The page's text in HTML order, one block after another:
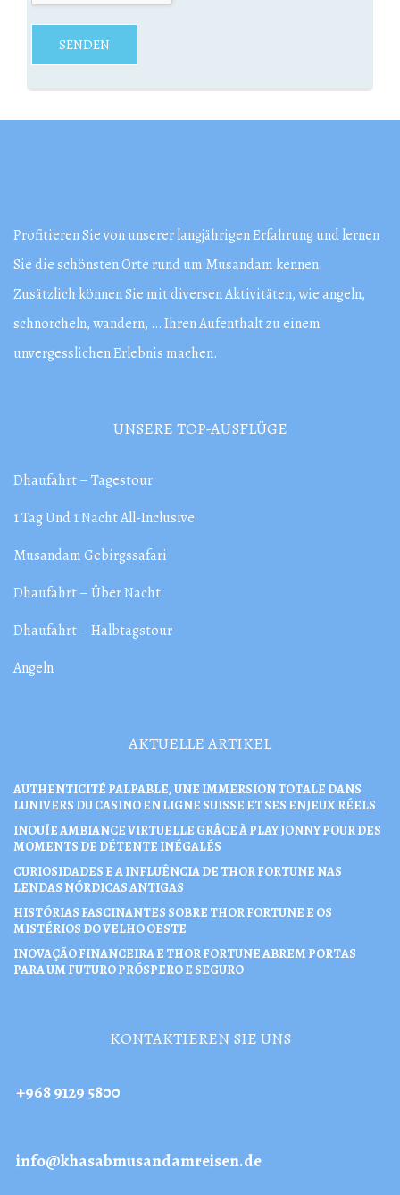
Profitieren Sie von unserer langjährigen Erfahrung und lernen
Sie die schönsten Orte rund um Musandam kennen.
Zusätzlich können Sie mit diversen Aktivitäten, wie angeln,
schnorcheln, wandern, … Ihren Aufenthalt zu einem
unvergesslichen Erlebnis machen.
UNSERE TOP-AUSFLÜGE
Dhaufahrt – Tagestour
1 Tag Und 1 Nacht All-Inclusive
Musandam Gebirgssafari
Dhaufahrt – Über Nacht
Dhaufahrt – Halbtagstour
Angeln
AKTUELLE ARTIKEL
AUTHENTICITÉ PALPABLE, UNE IMMERSION TOTALE DANS
LUNIVERS DU CASINO EN LIGNE SUISSE ET SES ENJEUX RÉELS
INOUÏE AMBIANCE VIRTUELLE GRÂCE À PLAY JONNY POUR DES
MOMENTS DE DÉTENTE INÉGALÉS
CURIOSIDADES E A INFLUÊNCIA DE THOR FORTUNE NAS
LENDAS NÓRDICAS ANTIGAS
HISTÓRIAS FASCINANTES SOBRE THOR FORTUNE E OS
MISTÉRIOS DO VELHO OESTE
INOVAÇÃO FINANCEIRA E THOR FORTUNE ABREM PORTAS
PARA UM FUTURO PRÓSPERO E SEGURO
KONTAKTIEREN SIE UNS
+968 9129 5800
info@khasabmusandamreisen.de